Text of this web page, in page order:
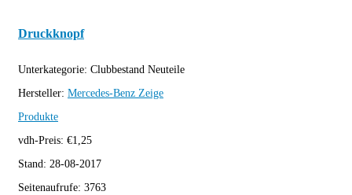
Druckknopf
Unterkategorie: Clubbestand Neuteile
Hersteller: Mercedes-Benz Zeige
Produkte
vdh-Preis: €1,25
Stand: 28-08-2017
Seitenaufrufe: 3763